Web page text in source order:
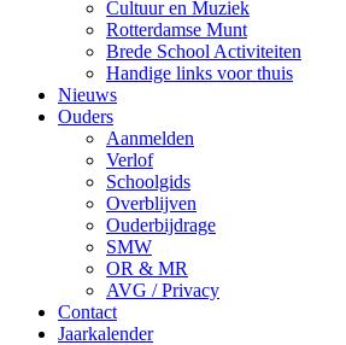
Cultuur en Muziek
Rotterdamse Munt
Brede School Activiteiten
Handige links voor thuis
Nieuws
Ouders
Aanmelden
Verlof
Schoolgids
Overblijven
Ouderbijdrage
SMW
OR & MR
AVG / Privacy
Contact
Jaarkalender